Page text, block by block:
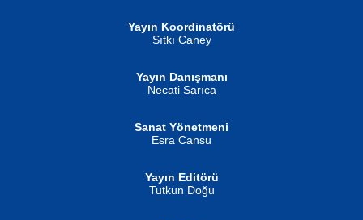
Yayın Koordinatörü
Sıtkı Caney
Yayın Danışmanı
Necati Sarıca
Sanat Yönetmeni
Esra Cansu
Yayın Editörü
Tutkun Doğu